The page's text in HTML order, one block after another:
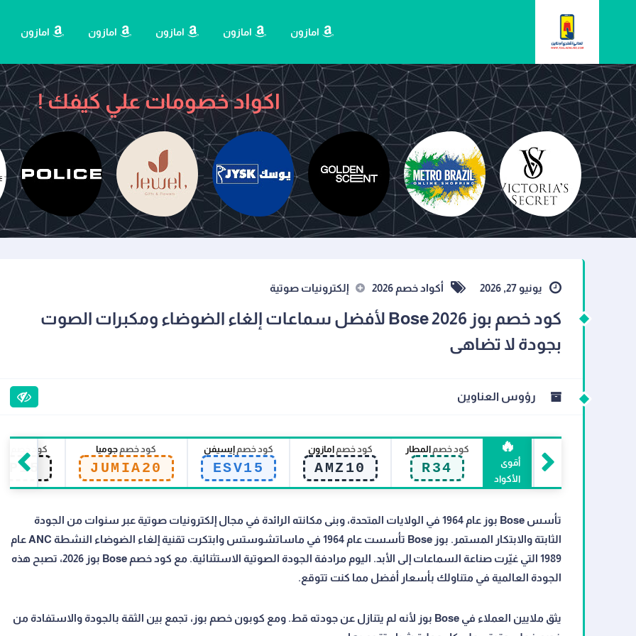
امازون امازون امازون امازون امازون
اكواد خصومات علي كيفك !
جولد سينت Metro Brazil
فيكتوريا
سيكريت
باث اند بودي
وركس
يونيو 27, 2026 أكواد خصم 2026 إلكترونيات صوتية
كود خصم بوز Bose 2026 لأفضل سماعات إلغاء الضوضاء ومكبرات الصوت
بجودة لا تضاهى
رؤوس العناوين
🔥
أقوى
الأكواد
كود خصم المطار
R34
كود خصم امازون
AMZ10
كود خصم إيسيفن
ESV15
كود خصم جوميا
JUMIA20
كود خصم
تأسس Bose بوز عام 1964 في الولايات المتحدة، وبنى مكانته الرائدة في مجال إلكترونيات صوتية عبر سنوات من الجودة
الثابتة والابتكار المستمر. بوز Bose تأسست عام 1964 في ماساتشوستس وابتكرت تقنية إلغاء الضوضاء النشطة ANC عام
1989 التي غيّرت صناعة السماعات إلى الأبد. اليوم مرادفة الجودة الصوتية الاستثنائية. مع كود خصم Bose بوز 2026، تصبح هذه
الجودة العالمية في متناولك بأسعار أفضل مما كنت تتوقع.
يثق ملايين العملاء في Bose بوز لأنه لم يتنازل عن جودته قط. ومع كوبون خصم بوز، تجمع بين الثقة بالجودة والاستفادة من